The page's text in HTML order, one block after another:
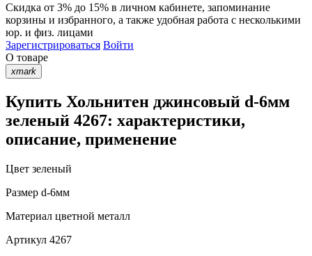
Скидка от 3% до 15% в личном кабинете, запоминание
корзины и избранного, а также удобная работа с несколькими
юр. и физ. лицами
Зарегистрироваться Войти
О товаре
xmark
Купить Хольнитен джинсовый d-6мм
зеленый 4267: характеристики,
описание, применение
Цвет зеленый
Размер d-6мм
Материал цветной металл
Артикул 4267